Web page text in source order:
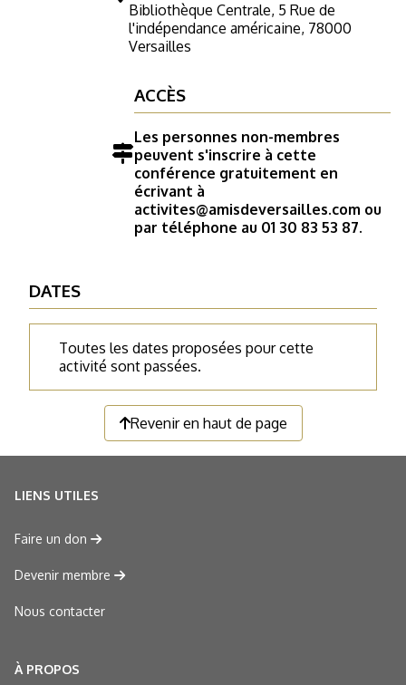
Bibliothèque Centrale, 5 Rue de
l'indépendance américaine, 78000
Versailles
ACCÈS
Les personnes non-membres
peuvent s'inscrire à cette
conférence gratuitement en
écrivant à
activites@amisdeversailles.com ou
par téléphone au 01 30 83 53 87.
DATES
Toutes les dates proposées pour cette
activité sont passées.
Revenir en haut de page
LIENS UTILES
Faire un don
Devenir membre
Nous contacter
À PROPOS